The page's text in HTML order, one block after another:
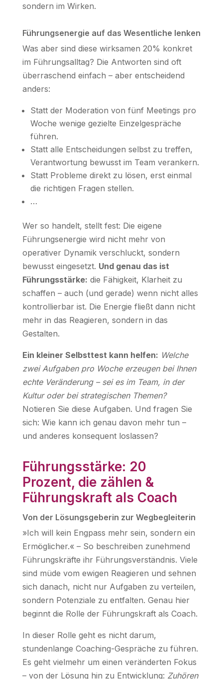
sondern im Wirken.
Führungsenergie auf das Wesentliche lenken
Was aber sind diese wirksamen 20% konkret
im Führungsalltag? Die Antworten sind oft
überraschend einfach – aber entscheidend
anders:
Statt der Moderation von fünf Meetings pro
Woche wenige gezielte Einzelgespräche
führen.
Statt alle Entscheidungen selbst zu treffen,
Verantwortung bewusst im Team verankern.
Statt Probleme direkt zu lösen, erst einmal
die richtigen Fragen stellen.
…
Wer so handelt, stellt fest: Die eigene
Führungsenergie wird nicht mehr von
operativer Dynamik verschluckt, sondern
bewusst eingesetzt. Und genau das ist
Führungsstärke: die Fähigkeit, Klarheit zu
schaffen – auch (und gerade) wenn nicht alles
kontrollierbar ist. Die Energie fließt dann nicht
mehr in das Reagieren, sondern in das
Gestalten.
Ein kleiner Selbsttest kann helfen: Welche
zwei Aufgaben pro Woche erzeugen bei Ihnen
echte Veränderung – sei es im Team, in der
Kultur oder bei strategischen Themen?
Notieren Sie diese Aufgaben. Und fragen Sie
sich: Wie kann ich genau davon mehr tun –
und anderes konsequent loslassen?
Führungsstärke: 20
Prozent, die zählen &
Führungskraft als Coach
Von der Lösungsgeberin zur Wegbegleiterin
»Ich will kein Engpass mehr sein, sondern ein
Ermöglicher.« – So beschreiben zunehmend
Führungskräfte ihr Führungsverständnis. Viele
sind müde vom ewigen Reagieren und sehnen
sich danach, nicht nur Aufgaben zu verteilen,
sondern Potenziale zu entfalten. Genau hier
beginnt die Rolle der Führungskraft als Coach.
In dieser Rolle geht es nicht darum,
stundenlange Coaching-Gespräche zu führen.
Es geht vielmehr um einen veränderten Fokus
– von der Lösung hin zu Entwicklung: Zuhören